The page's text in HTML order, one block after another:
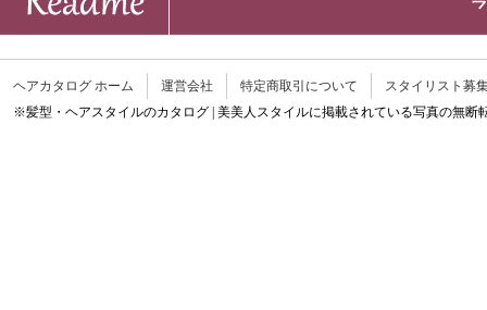
ヘアカタログ ホーム 運営会社 特定商取引について
スタイリスト募
※髪型・ヘアスタイルのカタログ | 美美人スタイルに掲載されている写真の無断